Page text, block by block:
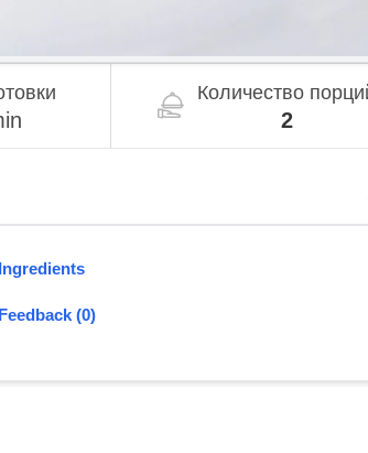
Количество
2
Ingredients
Feedback (0)